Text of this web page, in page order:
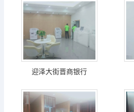
迎泽大街晋商银行